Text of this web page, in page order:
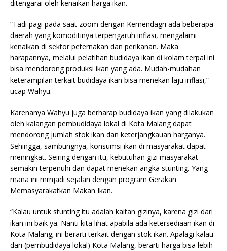
ditengarai oleh kenaikan harga ikan.
“Tadi pagi pada saat zoom dengan Kemendagri ada beberapa
daerah yang komoditinya terpengaruh inflasi, mengalami
kenaikan di sektor peternakan dan perikanan. Maka
harapannya, melalui pelatihan budidaya ikan di kolam terpal ini
bisa mendorong produksi ikan yang ada. Mudah-mudahan
keterampilan terkait budidaya ikan bisa menekan laju inflasi,”
ucap Wahyu.
Karenanya Wahyu juga berharap budidaya ikan yang dilakukan
oleh kalangan pembudidaya lokal di Kota Malang dapat
mendorong jumlah stok ikan dan keterjangkauan harganya.
Sehingga, sambungnya, konsumsi ikan di masyarakat dapat
meningkat. Seiring dengan itu, kebutuhan gizi masyarakat
semakin terpenuhi dan dapat menekan angka stunting. Yang
mana ini mrnjadi sejalan dengan program Gerakan
Memasyarakatkan Makan Ikan.
“Kalau untuk stunting itu adalah kaitan gizinya, karena gizi dari
ikan ini baik ya. Nanti kita lihat apabila ada ketersediaan ikan di
Kota Malang; ini berarti terkait dengan stok ikan. Apalagi kalau
dari (pembudidaya lokal) Kota Malang, berarti harga bisa lebih